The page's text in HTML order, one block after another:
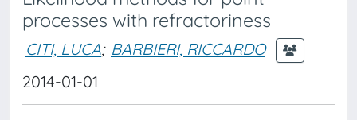
processes with refractoriness
CITI, LUCA; BARBIERI, RICCARDO
2014-01-01